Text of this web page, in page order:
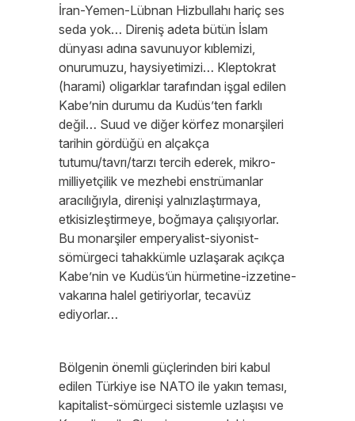
İran-Yemen-Lübnan Hizbullahı hariç ses
seda yok… Direniş adeta bütün İslam
dünyası adına savunuyor kıblemizi,
onurumuzu, haysiyetimizi… Kleptokrat
(harami) oligarklar tarafından işgal edilen
Kabe’nin durumu da Kudüs’ten farklı
değil… Suud ve diğer körfez monarşileri
tarihin gördüğü en alçakça
tutumu/tavrı/tarzı tercih ederek, mikro-
milliyetçilik ve mezhebi enstrümanlar
aracılığıyla, direnişi yalnızlaştırmaya,
etkisizleştirmeye, boğmaya çalışıyorlar.
Bu monarşiler emperyalist-siyonist-
sömürgeci tahakkümle uzlaşarak açıkça
Kabe’nin ve Kudüs’ün hürmetine-izzetine-
vakarına halel getiriyorlar, tecavüz
ediyorlar…
Bölgenin önemli güçlerinden biri kabul
edilen Türkiye ise NATO ile yakın teması,
kapitalist-sömürgeci sistemle uzlaşısı ve